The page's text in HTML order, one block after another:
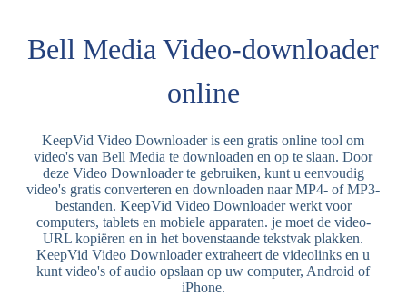
Bell Media Video-downloader
online
KeepVid Video Downloader is een gratis online tool om
video's van Bell Media te downloaden en op te slaan. Door
deze Video Downloader te gebruiken, kunt u eenvoudig
video's gratis converteren en downloaden naar MP4- of MP3-
bestanden. KeepVid Video Downloader werkt voor
computers, tablets en mobiele apparaten. je moet de video-
URL kopiëren en in het bovenstaande tekstvak plakken.
KeepVid Video Downloader extraheert de videolinks en u
kunt video's of audio opslaan op uw computer, Android of
iPhone.